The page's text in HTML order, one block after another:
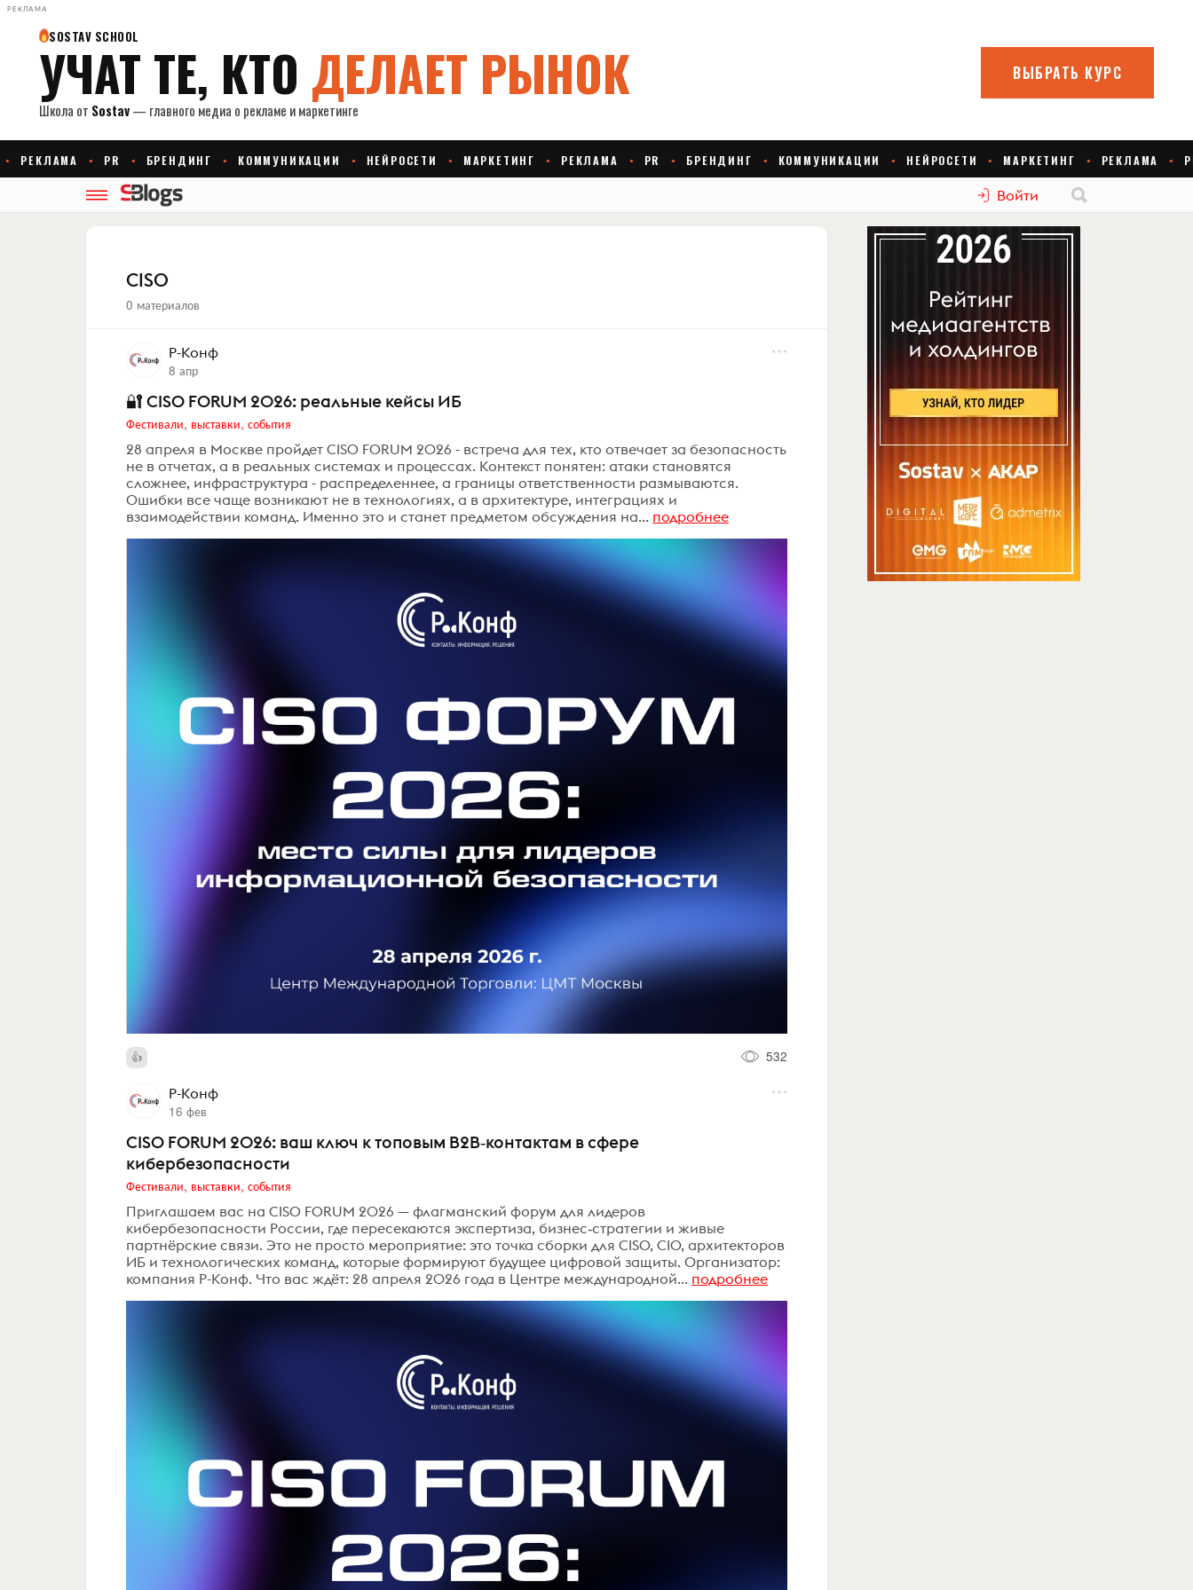
РЕКЛАМА
Войти
CISO
0 материалов
Р-Конф
8 апр
🔐 CISO FORUM 2026: реальные кейсы ИБ
Фестивали, выставки, события
28 апреля в Москве пройдет CISO FORUM 2026 - встреча для тех, кто отвечает за безопасность
не в отчетах, а в реальных системах и процессах. Контекст понятен: атаки становятся
сложнее, инфраструктура - распределеннее, а границы ответственности размываются.
Ошибки все чаще возникают не в технологиях, а в архитектуре, интеграциях и
взаимодействии команд. Именно это и станет предметом обсуждения на... подробнее
532
Р-Конф
16 фев
CISO FORUM 2026: ваш ключ к топовым B2B‑контактам в сфере
кибербезопасности
Фестивали, выставки, события
Приглашаем вас на CISO FORUM 2026 — флагманский форум для лидеров
кибербезопасности России, где пересекаются экспертиза, бизнес‑стратегии и живые
партнёрские связи. Это не просто мероприятие: это точка сборки для CISO, CIO, архитекторов
ИБ и технологических команд, которые формируют будущее цифровой защиты. Организатор:
компания Р-Конф. Что вас ждёт: 28 апреля 2026 года в Центре международной... подробнее